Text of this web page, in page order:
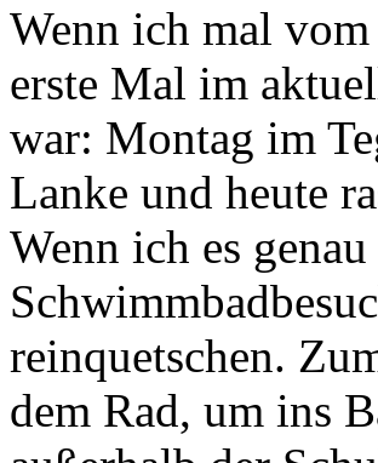
Wenn ich mal vom
erste Mal im
war: Montag im
Lanke und heute
Wenn ich es
reinquetschen.
dem Rad, um ins